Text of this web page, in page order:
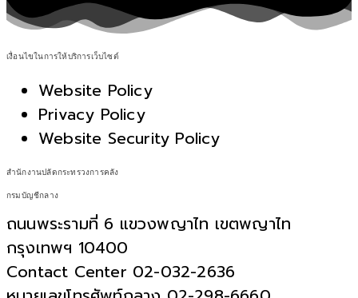
เงื่อนไขในการให้บริการเว็บไซต์
Website Policy
Privacy Policy
Website Security Policy
สำนักงานปลัดกระทรวงการคลัง
กรมบัญชีกลาง
ถนนพระรามที่ 6 แขวงพญาไท เขตพญาไท
กรุงเทพฯ 10400
Contact Center 02-032-2636